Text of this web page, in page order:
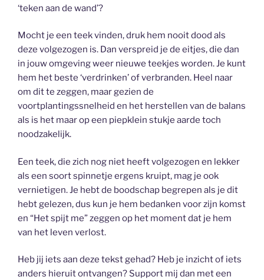
‘teken aan de wand’?
Mocht je een teek vinden, druk hem nooit dood als
deze volgezogen is. Dan verspreid je de eitjes, die dan
in jouw omgeving weer nieuwe teekjes worden. Je kunt
hem het beste ‘verdrinken’ of verbranden. Heel naar
om dit te zeggen, maar gezien de
voortplantingssnelheid en het herstellen van de balans
als is het maar op een piepklein stukje aarde toch
noodzakelijk.
Een teek, die zich nog niet heeft volgezogen en lekker
als een soort spinnetje ergens kruipt, mag je ook
vernietigen. Je hebt de boodschap begrepen als je dit
hebt gelezen, dus kun je hem bedanken voor zijn komst
en “Het spijt me” zeggen op het moment dat je hem
van het leven verlost.
Heb jij iets aan deze tekst gehad? Heb je inzicht of iets
anders hieruit ontvangen? Support mij dan met een